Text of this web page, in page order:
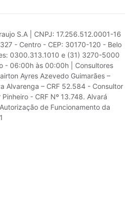
S.A | CNPJ: 17.256.512.0001-16
- Centro - CEP: 30170-120 - Belo
0300.313.1010 e (31) 3270-5000
- 06:00h às 00:00h | Consultores
Ayres Azevedo Guimarães –
Alvarenga – CRF 52.584 - Consultor
- CRF Nº 13.748. Alvará
de Funcionamento da